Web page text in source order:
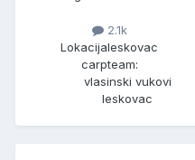
2.1k
Lokacijaleskovac
carpteam:
vlasinski vukovi
leskovac